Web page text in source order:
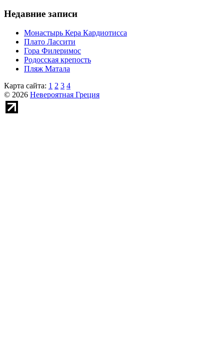
Недавние записи
Монастырь Кера Кардиотисса
Плато Лассити
Гора Филеримос
Родосская крепость
Пляж Матала
Карта сайта: 1 2 3 4
© 2026 Невероятная Греция